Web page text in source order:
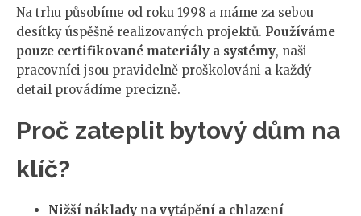
Na trhu působíme od roku 1998 a máme za sebou
desítky úspěšně realizovaných projektů. Používáme
pouze certifikované materiály a systémy, naši
pracovníci jsou pravidelně proškolováni a každý
detail provádíme precizně.
Proč zateplit bytový dům na
klíč?
Nižší náklady na vytápění a chlazení –